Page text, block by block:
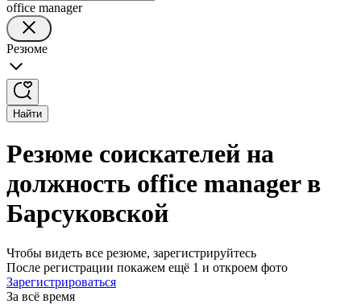
office manager
Резюме
Найти
Резюме соискателей на
должность office manager в
Барсуковской
Чтобы видеть все резюме, зарегистрируйтесь
После регистрации покажем ещё 1 и откроем фото
Зарегистрироваться
За всё время